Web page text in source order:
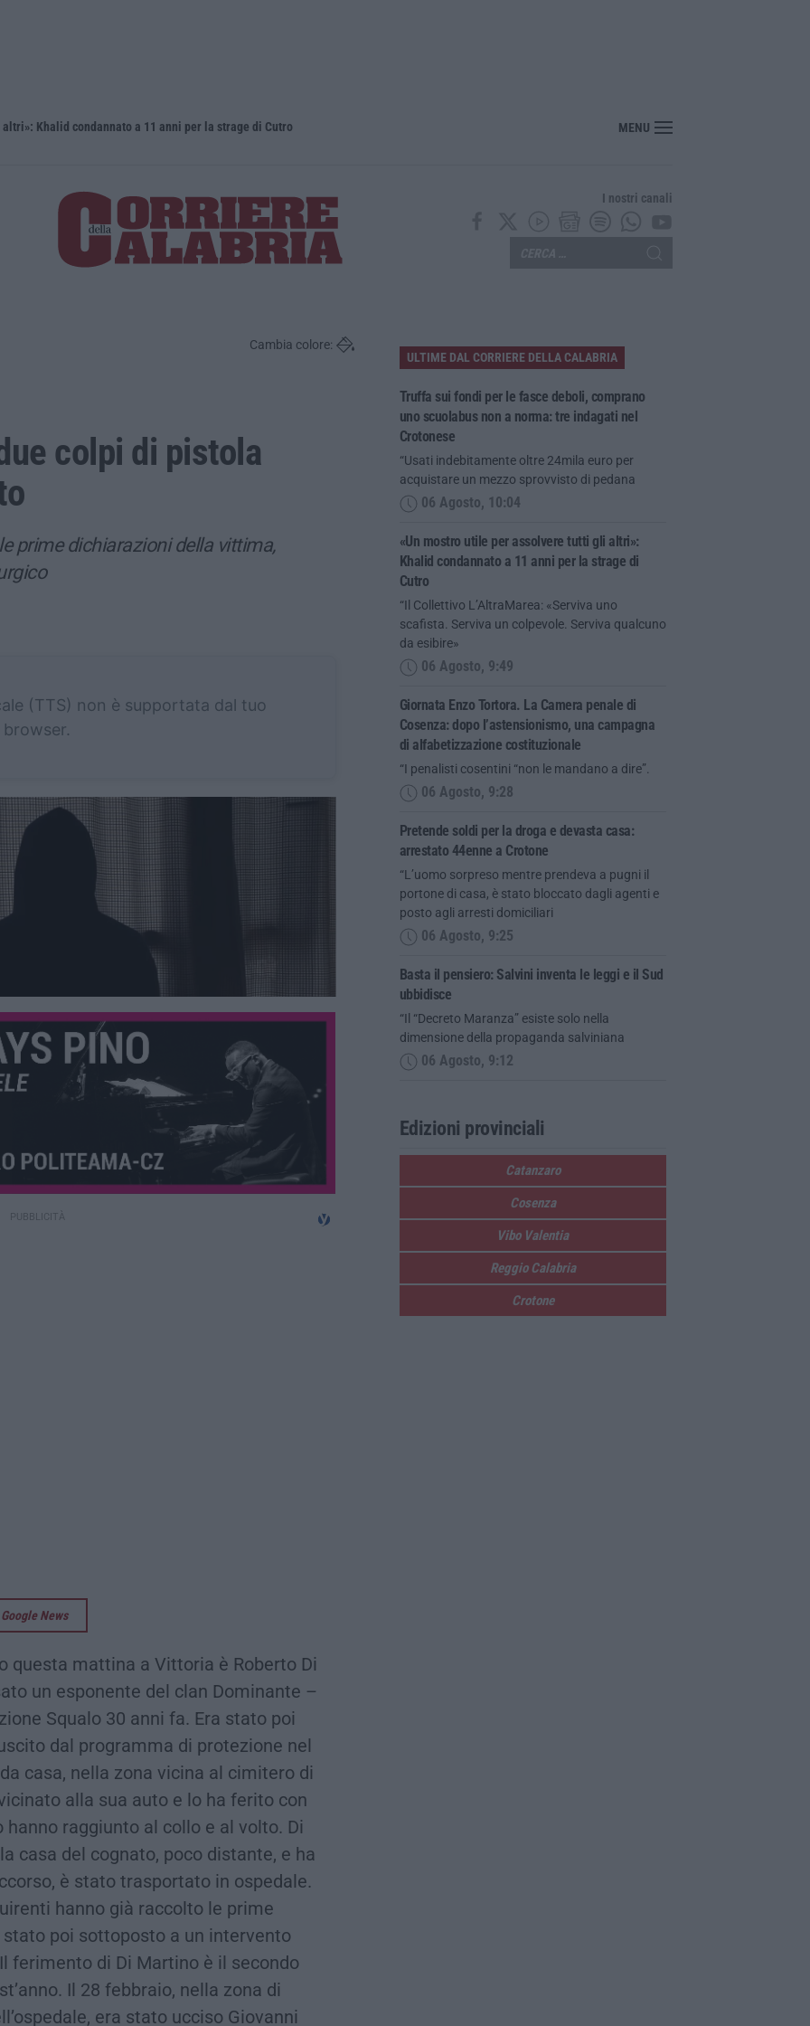
Khalid condannato a 11 anni per la strage di Cutro MENU
I nostri canali
Cambia colore:
colpi di pistola
prime dichiarazioni della vittima,
(TTS) non è supportata dal tuo
browser.
News
questa mattina a Vittoria è Roberto Di
un esponente del clan Dominante –
Squalo 30 anni fa. Era stato poi
dal programma di protezione nel
casa, nella zona vicina al cimitero di
alla sua auto e lo ha ferito con
raggiunto al collo e al volto. Di
casa del cognato, poco distante, e ha
è stato trasportato in ospedale.
hanno già raccolto le prime
poi sottoposto a un intervento
ferimento di Di Martino è il secondo
Il 28 febbraio, nella zona di
era stato ucciso Giovanni
ULTIME DAL CORRIERE DELLA CALABRIA
Truffa sui fondi per le fasce deboli, comprano
uno scuolabus non a norma: tre indagati nel
Crotonese
“Usati indebitamente oltre 24mila euro per
acquistare un mezzo sprovvisto di pedana
06 Agosto, 10:04
«Un mostro utile per assolvere tutti gli altri»:
Khalid condannato a 11 anni per la strage di
Cutro
“Il Collettivo L’AltraMarea: «Serviva uno
scafista. Serviva un colpevole. Serviva qualcuno
da esibire»
06 Agosto, 9:49
Giornata Enzo Tortora. La Camera penale di
Cosenza: dopo l’astensionismo, una campagna
di alfabetizzazione costituzionale
“I penalisti cosentini “non le mandano a dire”.
06 Agosto, 9:28
Pretende soldi per la droga e devasta casa:
arrestato 44enne a Crotone
“L’uomo sorpreso mentre prendeva a pugni il
portone di casa, è stato bloccato dagli agenti e
posto agli arresti domiciliari
06 Agosto, 9:25
Basta il pensiero: Salvini inventa le leggi e il Sud
ubbidisce
“Il “Decreto Maranza” esiste solo nella
dimensione della propaganda salviniana
06 Agosto, 9:12
Edizioni provinciali
Catanzaro
Cosenza
Vibo Valentia
Reggio Calabria
Crotone